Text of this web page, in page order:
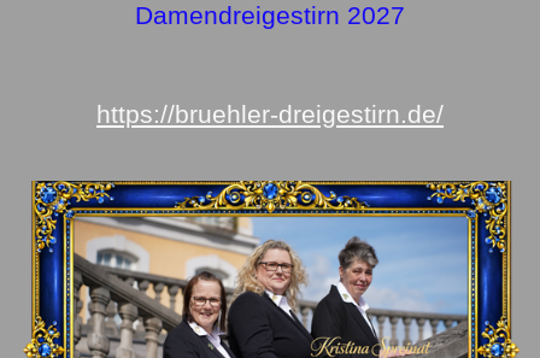
Damendreigestirn 2027
https://bruehler-dreigestirn.de/